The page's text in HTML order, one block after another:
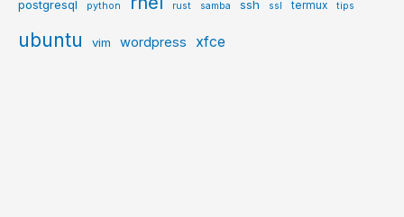
postgresql python rust samba ssh ssl termux tips
ubuntu vim wordpress xfce